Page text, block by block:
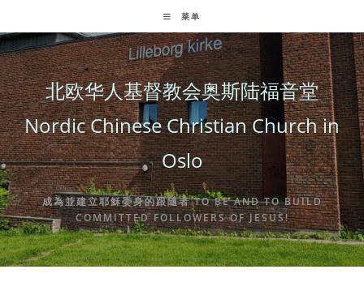
to
content
菜单
北欧华人基督教会奥斯陆福音堂
Nordic Chinese Christian Church in
Oslo
成為並建立耶穌委身的跟隨者 TO BE AND TO BUILD
COMMITTED FOLLOWERS OF JESUS!